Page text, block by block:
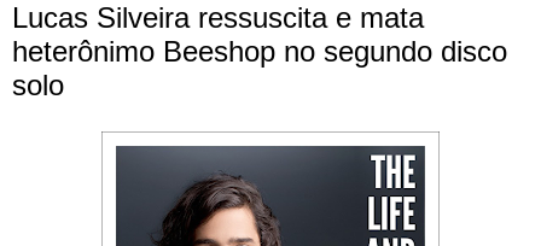
Lucas Silveira ressuscita e mata
heterônimo Beeshop no segundo disco
solo